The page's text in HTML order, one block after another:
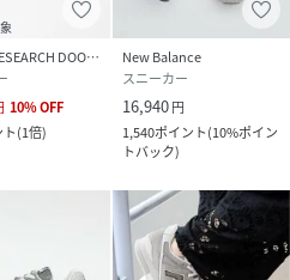
える場合がございます。予め
体の画像をご参照ください。
▼
、マイページにて現在の価格情
ご利用ください。
URBAN RESEARCH DOORS
10%OFF
(1倍)
New Balance
スニーカー
16,940円
1,540ポイント(10%ポイン
トバック)